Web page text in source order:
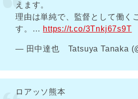
えます。
理由は単純で、監督として働く
す。… https://t.co/3Tnkj67s9T
— 田中達也 Tatsuya Tanaka
ロアッソ熊本